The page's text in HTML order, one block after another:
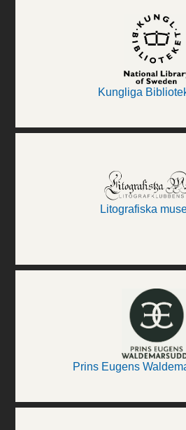
Kungliga
Litografiska
Prins Eugens